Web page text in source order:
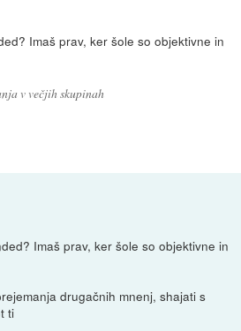
Imaš prav, ker šole so objektivne in
v večjih skupinah
Imaš prav, ker šole so objektivne in
drugačnih mnenj, shajati s
ti